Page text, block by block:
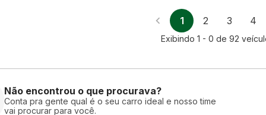
1 2 3 4
Exibindo 1 - 0 de 92
Não encontrou o que procurava?
Conta pra gente qual é o seu carro ideal e nosso time
vai procurar para você.